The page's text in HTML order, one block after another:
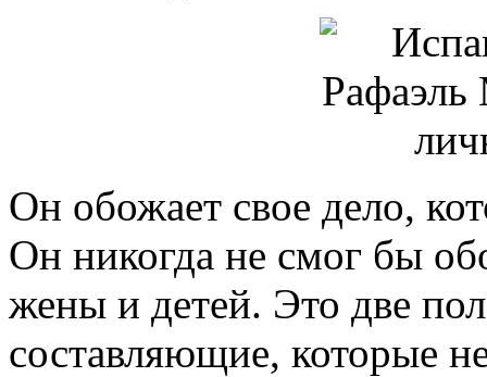
Он обожает свое дело,
Он никогда не смог бы
жены и детей. Это две
составляющие, которые